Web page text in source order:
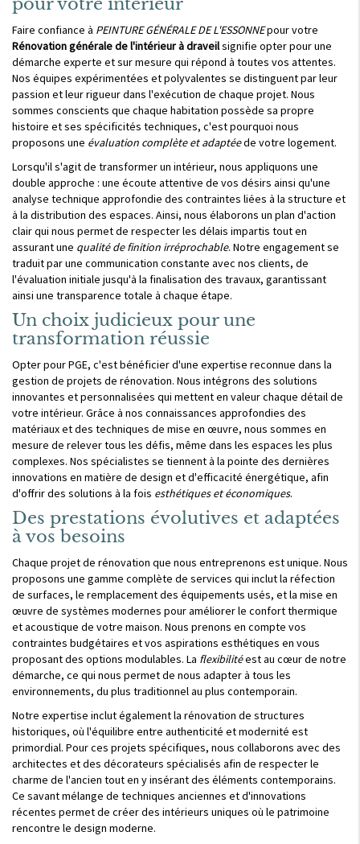
pour votre intérieur
Faire confiance à PEINTURE GÉNÉRALE DE L'ESSONNEpour votre
Rénovation générale de l'intérieur à draveilsignifie opter pour une
démarche experte et sur mesure qui répond à toutes vos attentes.
Nos équipes expérimentées et polyvalentes se distinguent par leur
passion et leur rigueur dans l'exécution de chaque projet. Nous
sommes conscients que chaque habitation possède sa propre
histoire et ses spécificités techniques, c'est pourquoi nous
proposons une évaluation complète et adaptéede votre logement.
Lorsqu'il s'agit de transformer un intérieur, nous appliquons une
double approche : une écoute attentive de vos désirs ainsi qu'une
analyse technique approfondie des contraintes liées à la structure et
à la distribution des espaces. Ainsi, nous élaborons un plan d'action
clair qui nous permet de respecter les délais impartis tout en
assurant une qualité de finition irréprochable. Notre engagement se
traduit par une communication constante avec nos clients, de
l'évaluation initiale jusqu'à la finalisation des travaux, garantissant
ainsi une transparence totale à chaque étape.
Un choix judicieux pour une
transformation réussie
Opter pour PGE, c'est bénéficier d'une expertise reconnue dans la
gestion de projets de rénovation. Nous intégrons des solutions
innovantes et personnalisées qui mettent en valeur chaque détail de
votre intérieur. Grâce à nos connaissances approfondies des
matériaux et des techniques de mise en œuvre, nous sommes en
mesure de relever tous les défis, même dans les espaces les plus
complexes. Nos spécialistes se tiennent à la pointe des dernières
innovations en matière de design et d'efficacité énergétique, afin
d'offrir des solutions à la fois esthétiques et économiques.
Des prestations évolutives et adaptées
à vos besoins
Chaque projet de rénovation que nous entreprenons est unique. Nous
proposons une gamme complète de services qui inclut la réfection
de surfaces, le remplacement des équipements usés, et la mise en
œuvre de systèmes modernes pour améliorer le confort thermique
et acoustique de votre maison. Nous prenons en compte vos
contraintes budgétaires et vos aspirations esthétiques en vous
proposant des options modulables. La flexibilitéest au cœur de notre
démarche, ce qui nous permet de nous adapter à tous les
environnements, du plus traditionnel au plus contemporain.
Notre expertise inclut également la rénovation de structures
historiques, où l'équilibre entre authenticité et modernité est
primordial. Pour ces projets spécifiques, nous collaborons avec des
architectes et des décorateurs spécialisés afin de respecter le
charme de l'ancien tout en y insérant des éléments contemporains.
Ce savant mélange de techniques anciennes et d'innovations
récentes permet de créer des intérieurs uniques où le patrimoine
rencontre le design moderne.